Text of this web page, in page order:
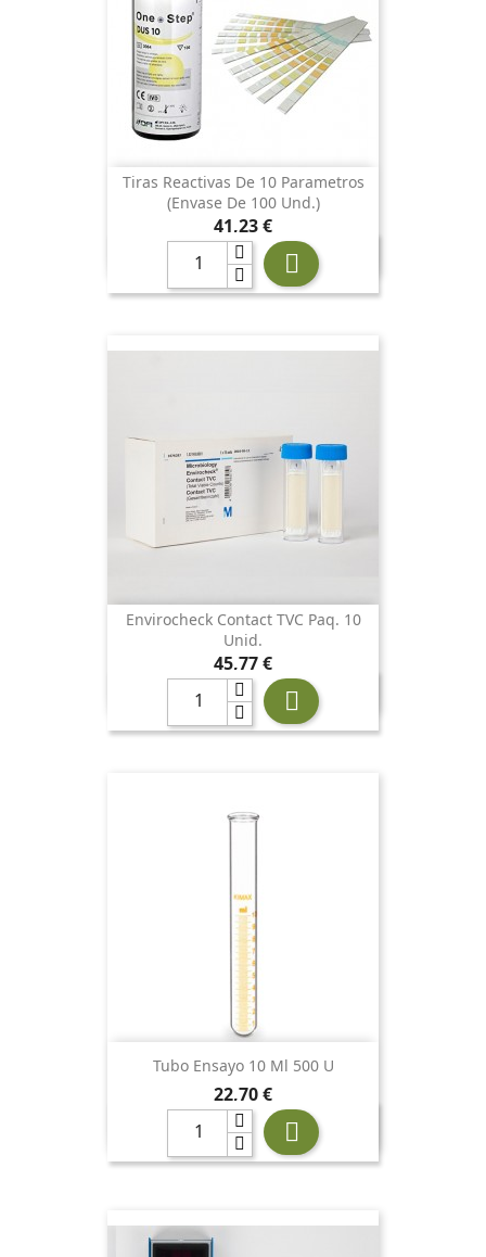
Tiras Reactivas De 10 Parametros
(envase De 100 Und.)
Precio
41,23 €

Envirocheck Contact TVC Paq. 10
Unid.
Precio
45,77 €

Tubo Ensayo 10 Ml 500 U
Precio
22,70 €
